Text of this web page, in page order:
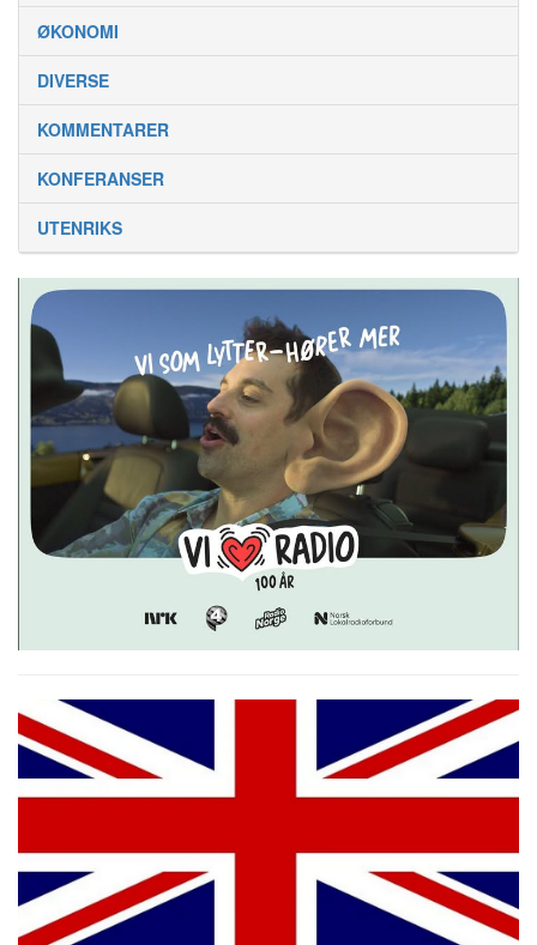
ØKONOMI
DIVERSE
KOMMENTARER
KONFERANSER
UTENRIKS